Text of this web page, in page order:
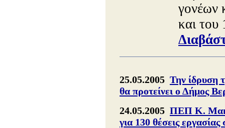
γονέων
και του
25.05.2005 Την ίδρυση
θα προτείνει ο Δήμος
24.05.2005 ΠΕΠ Κ.
για 130 θέσεις